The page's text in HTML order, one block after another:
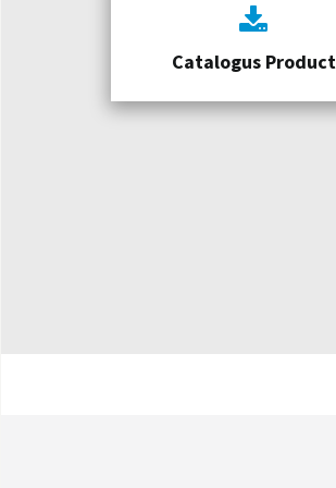
Catalogus Product